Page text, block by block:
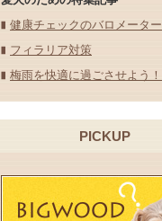
健康チェックのバロメーター
フィラリア対策
梅雨を快適に過ごさせよう！
PICKUP